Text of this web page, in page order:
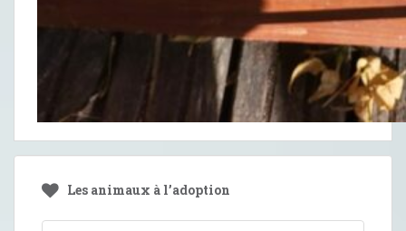
Les animaux à l’adoption